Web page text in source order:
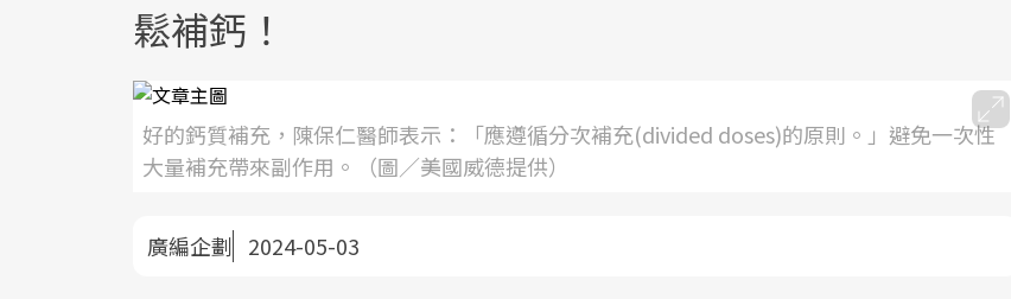
鬆補鈣！
好的鈣質補充，陳保仁醫師表示：「應遵循分次補充(divided doses)的原則。」避免一次性
大量補充帶來副作用。（圖／美國威德提供）
廣編企劃 2024-05-03